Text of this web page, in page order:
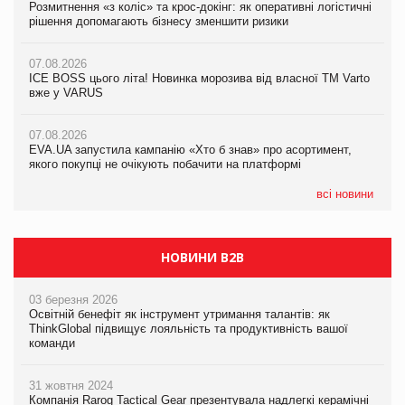
Розмитнення «з коліс» та крос-докінг: як оперативні логістичні
рішення допомагають бізнесу зменшити ризики
07.08.2026
ICE BOSS цього літа! Новинка морозива від власної ТМ Varto
вже у VARUS
07.08.2026
EVA.UA запустила кампанію «Хто б знав» про асортимент,
якого покупці не очікують побачити на платформі
всі новини
07.08.2026
EVA.UA запустила кампанію «Хто б знав» про асортимент,
06.08.2026
Смачна новинка для хвостатих: у VARUS з’явилися паучі
05.08.2026
Мережа супермаркетів VARUS купує мережу магазинів
Kraft Heinz скоротила збиток у першому півріччі
Продажі Hugo Boss впали на 9%
НОВИНИ B2B
03 березня 2026
Освітній бенефіт як інструмент утримання талантів: як
ThinkGlobal підвищує лояльність та продуктивність вашої
команди
31 жовтня 2024
Компанія Rarog Tactical Gear презентувала надлегкі керамічні